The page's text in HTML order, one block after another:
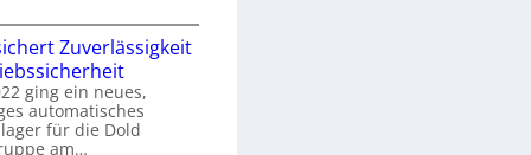
Zuverlässigkeit
ging ein neues,
automatisches
für die Dold
am…